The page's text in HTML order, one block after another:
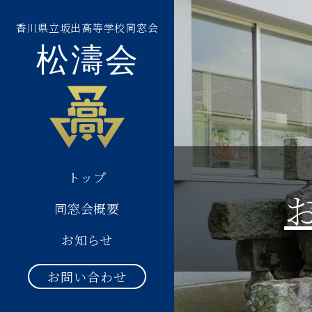
香川県立坂出高等学校同窓会
トップ
同窓会概要
お知らせ
お問い合わせ